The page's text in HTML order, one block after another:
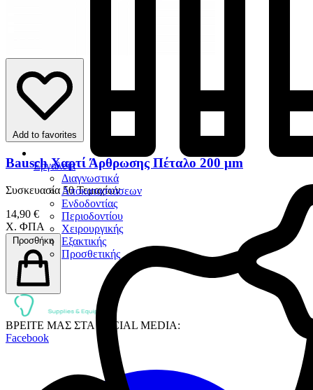
Εργαλεία
Διαγνωστικά
Αποκαταστάσεων
Ενδοδοντίας
Περιοδοντίου
Χειρουργικής
Εξακτικής
Προσθετικής
Add to favorites
Bausch Χαρτί Άρθρωσης Πέταλο 200 μm
Συσκευασία 50 Τεμαχίων
14,90 €
Χ. ΦΠΑ
Προσθήκη
ΒΡΕΙΤΕ ΜΑΣ ΣΤΑ SOCIAL MEDIA:
Facebook